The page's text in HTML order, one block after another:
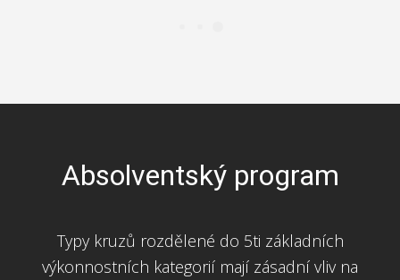
Absolventský program
Typy kruzů rozdělené do 5ti základních
výkonnostních kategorií mají zásadní vliv na